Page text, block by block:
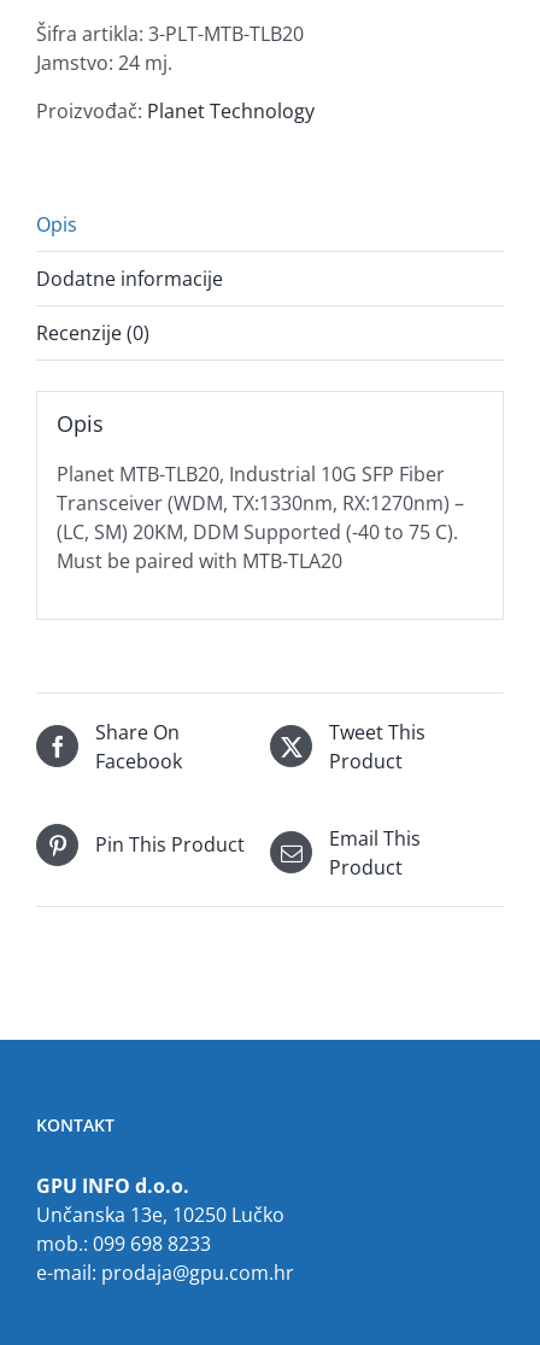
Šifra artikla: 3-PLT-MTB-TLB20
Jamstvo: 24 mj.
Proizvođač: Planet Technology
Opis
Dodatne informacije
Recenzije (0)
Opis
Planet MTB-TLB20, Industrial 10G SFP Fiber
Transceiver (WDM, TX:1330nm, RX:1270nm) –
(LC, SM) 20KM, DDM Supported (-40 to 75 C).
Must be paired with MTB-TLA20
Share On
Facebook
Tweet This
Product
Pin This Product
Email This
Product
KONTAKT
GPU INFO d.o.o.
Unčanska 13e, 10250 Lučko
mob.: 099 698 8233
e-mail: prodaja@gpu.com.hr